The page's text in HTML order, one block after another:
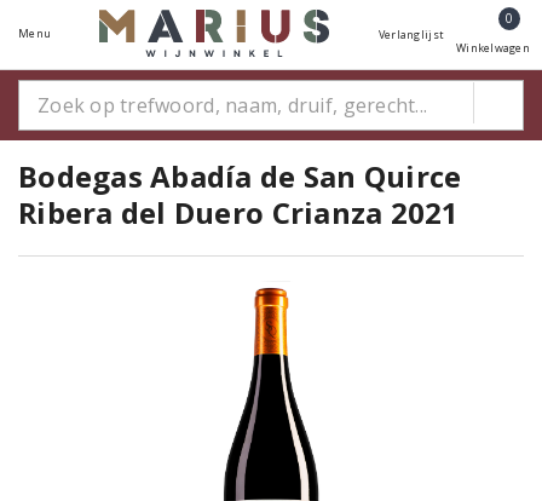
Menu Verlanglijst
0
Winkelwagen
Bodegas Abadía de San Quirce
Ribera del Duero Crianza 2021